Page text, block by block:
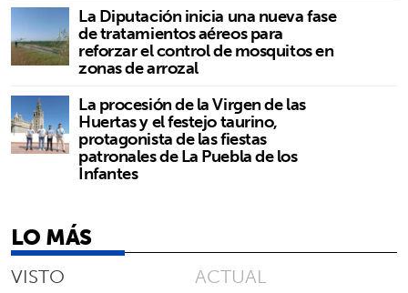
La Diputación inicia una nueva fase
de tratamientos aéreos para
reforzar el control de mosquitos en
zonas de arrozal
La procesión de la Virgen de las
Huertas y el festejo taurino,
protagonista de las fiestas
patronales de La Puebla de los
Infantes
LO MÁS
VISTO ACTUAL